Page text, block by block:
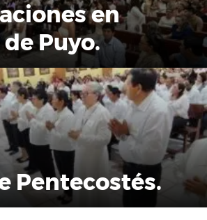
en
Puyo.
Pentecostés.